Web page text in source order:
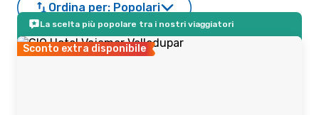
Ordina per: Popolari
La scelta più popolare tra i nostri viaggiatori
Sconto extra disponibile